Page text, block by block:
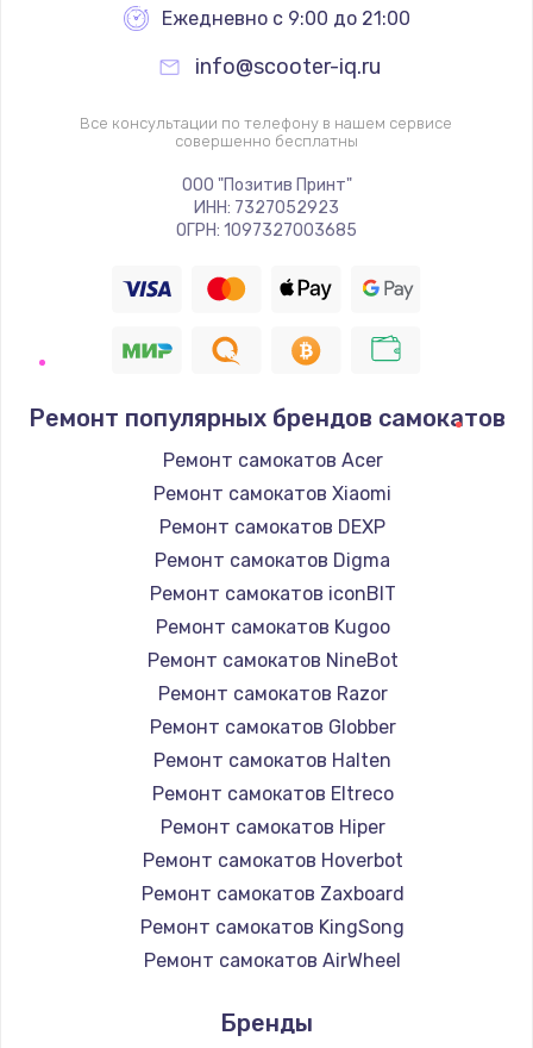
Ежедневно с 9:00 до 21:00
info@scooter-iq.ru
Все консультации по телефону в нашем сервисе
совершенно бесплатны
ООО "Позитив Принт"
ИНН: 7327052923
ОГРН: 1097327003685
Ремонт популярных брендов самокатов
Ремонт самокатов Acer
Ремонт самокатов Xiaomi
Ремонт самокатов DEXP
Ремонт самокатов Digma
Ремонт самокатов iconBIT
Ремонт самокатов Kugoo
Ремонт самокатов NineBot
Ремонт самокатов Razor
Ремонт самокатов Globber
Ремонт самокатов Halten
Ремонт самокатов Eltreco
Ремонт самокатов Hiper
Ремонт самокатов Hoverbot
Ремонт самокатов Zaxboard
Ремонт самокатов KingSong
Ремонт самокатов AirWheel
Ремонт самокатов Hunter
Бренды